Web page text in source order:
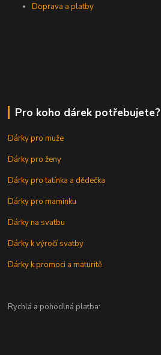
Doprava a platby
Pro koho dárek potřebujete?
Dárky pro muže
Dárky pro ženy
Dárky pro tatínka a dědečka
Dárky pro maminku
Dárky na svatbu
Dárky k výročí svatby
Dárky k promoci a maturitě
Rychlá a pohodlná platba: